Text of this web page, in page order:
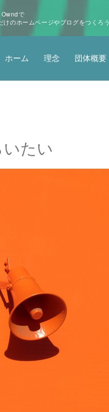
で
けのホームページやブログをつくろう
ホーム 理念 団体概要
たい